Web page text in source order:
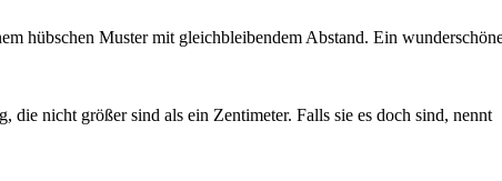
hübschen Muster mit gleichbleibendem Abstand. Ein
nicht größer sind als ein Zentimeter. Falls sie es doch sind, nennt